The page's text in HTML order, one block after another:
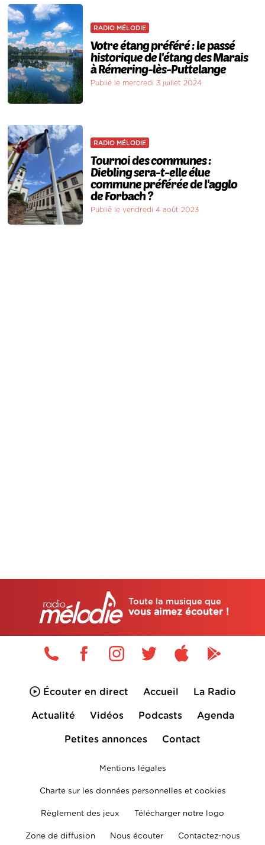
RADIO MÉLODIE
Votre étang préféré : le passé
historique de l'étang des Marais
à Rémering-lès-Puttelange
Publié le mercredi 3 juillet 2024
RADIO MÉLODIE
Tournoi des communes :
Diebling sera-t-elle élue
commune préférée de l'agglo
de Forbach ?
Publié le vendredi 4 août 2023
Toute la musique que
vous aimez écouter !
Écouter en direct Accueil La Radio
Actualité Vidéos Podcasts Agenda
Petites annonces Contact
Mentions légales
Charte sur les données personnelles et cookies
Règlement des jeux Télécharger notre logo
Zone de diffusion Nous écouter Contactez-nous